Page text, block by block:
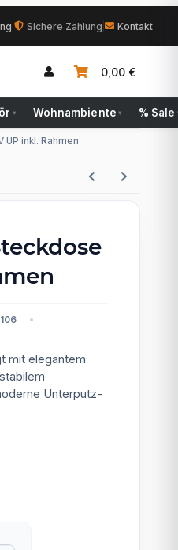
Sichere Zahlung Kontakt
0,00 €
▾ Wohnambiente ▾ % Sale
UP inkl. Rahmen
mit elegantem
Unterputz-